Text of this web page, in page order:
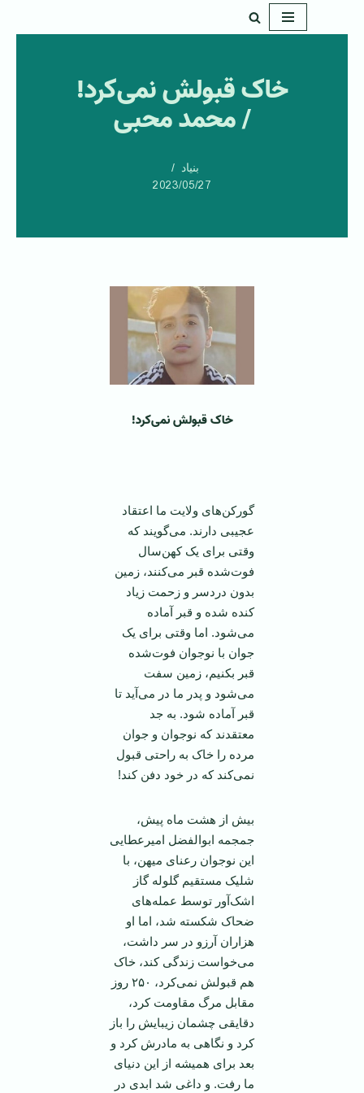
خاک قبولش نمی‌کرد!
/ محمد محبی
بنیاد
2023/05/27
خاک قبولش نمی‌کرد!
گورکن‌های ولایت ما اعتقاد
عجیبی دارند. می‌گویند که
وقتی برای یک کهن‌سال
فوت‌شده قبر می‌کنند، زمین
بدون دردسر و زحمت زیاد
کنده شده و قبر آماده
می‌شود. اما وقتی برای یک
جوان با نوجوان فوت‌شده
قبر بکنیم، زمین سفت
می‌شود و پدر ما در می‌آید تا
قبر آماده شود. به جد
معتقدند که نوجوان و جوان
مرده را خاک به راحتی قبول
نمی‌کند که در خود دفن کند!
بیش از هشت ماه پیش،
جمجمه ابوالفضل امیرعطایی
این نوجوان رعنای میهن، با
شلیک مستقیم گلوله گاز
اشک‌آور توسط عمله‌های
ضحاک شکسته شد، اما او
هزاران آرزو در سر داشت،
می‌خواست زندگی کند، خاک
هم قبولش نمی‌کرد، ۲۵۰ روز
مقابل مرگ مقاومت کرد،
دقایقی چشمان زیبایش را باز
کرد و نگاهی به مادرش کرد و
بعد برای همیشه از این دنیای
ما رفت. و داغی شد ابدی در